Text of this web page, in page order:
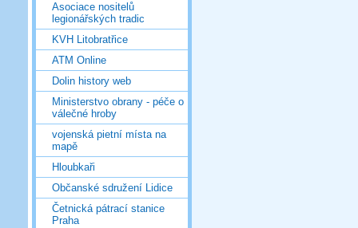
Asociace nositelů
legionářských tradic
KVH Litobratřice
ATM Online
Dolin history web
Ministerstvo obrany - péče o
válečné hroby
vojenská pietní místa na
mapě
Hloubkaři
Občanské sdružení Lidice
Četnická pátrací stanice
Praha